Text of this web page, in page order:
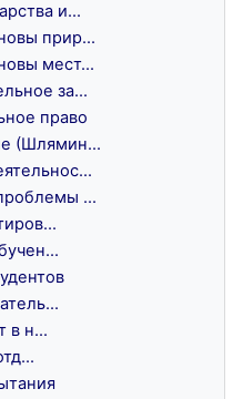
и...
прир...
мест...
за...
право
(Шлямин...
...
в н...